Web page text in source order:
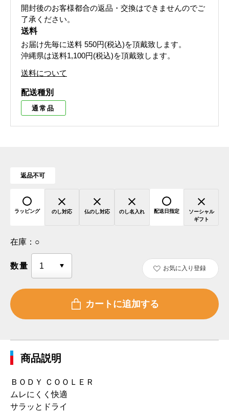
開封後のお客様都合の返品・交換はできませんのでご
了承ください。
送料
お届け先毎に送料 550円(税込)を頂戴致します。
沖縄県は送料1,100円(税込)を頂戴致します。
送料について
配送種別
通常品
返品不可
ラッピング のし対応 仏のし対応 のし名入れ 配送日指定
ソーシャル
ギフト
在庫： ○
数量 お気に入り登録
商品説明
ＢＯＤＹ ＣＯＯＬＥＲ
ムレにくく快適
サラッとドライ